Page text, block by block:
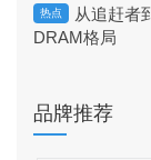
热点
从追赶者
DRAM格局
品牌推荐